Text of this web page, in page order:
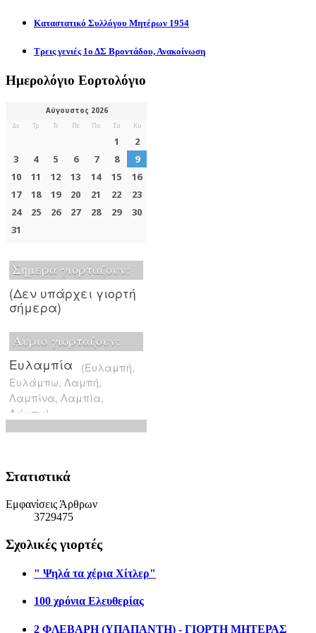
Καταστατικό Συλλόγου Μητέρων 1954
Τρεις γενιές 1ο ΔΣ Βροντάδου, Ανακοίνωση
Ημερολόγιο Εορτολόγιο
Στατιστικά
Εμφανίσεις Άρθρων
3729475
Σχολικές γιορτές
" Ψηλά τα χέρια Χίτλερ"
100 χρόνια Ελευθερίας
2 ΦΛΕΒΑΡΗ (ΥΠΑΠΑΝΤΗ) - ΓΙΟΡΤΗ ΜΗΤΕΡΑΣ